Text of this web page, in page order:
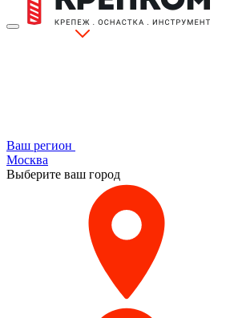
Ваш регион
Москва
Выберите ваш город